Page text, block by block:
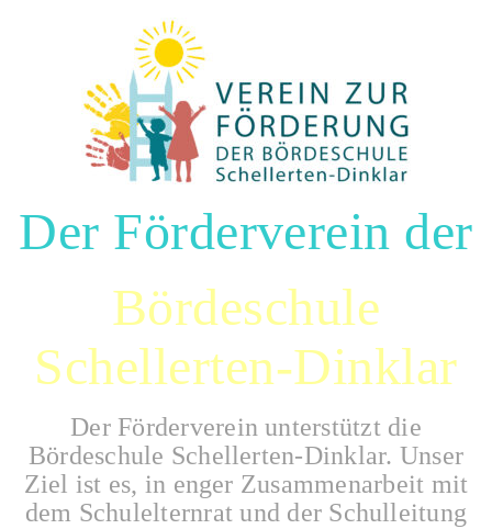
Der Förderverein der
Bördeschule
Schellerten-Dinklar
Der Förderverein unterstützt die
Bördeschule Schellerten-Dinklar. Unser
Ziel ist es, in enger Zusammenarbeit mit
dem Schulelternrat und der Schulleitung